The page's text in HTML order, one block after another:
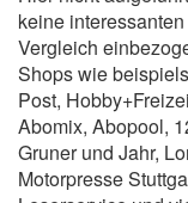
keine
Vergleich
Shops wie
Post,
Abomix, Abopool,
Gruner und Jahr,
Motorpresse